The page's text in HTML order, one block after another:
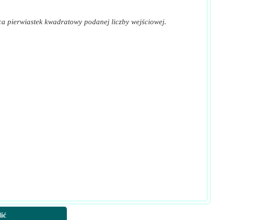
pierwiastek kwadratowy podanej liczby wejściowej.